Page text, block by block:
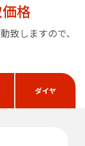
格
致しますので、
ダイヤ